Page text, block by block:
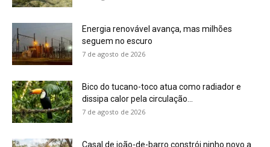
6 de agosto de 2026